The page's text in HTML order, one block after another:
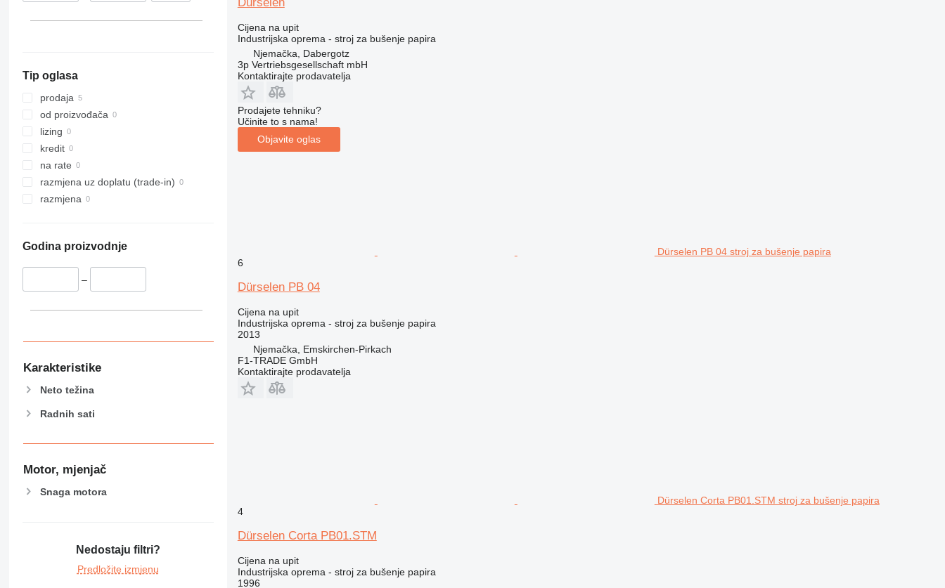
Tip oglasa
prodaja
od proizvođača
lizing
kredit
na rate
razmjena uz doplatu (trade-in)
razmjena
Godina proizvodnje
–
Karakteristike
Neto težina
Radnih sati
Motor, mjenjač
Snaga motora
Nedostaju filtri?
Predložite izmjenu
Cijena na upit
Industrijska oprema - stroj za bušenje papira
Njemačka, Dabergotz
3p Vertriebsgesellschaft mbH
Kontaktirajte prodavatelja
Prodajete tehniku?
Učinite to s nama!
Objavite oglas
Dürselen PB 04 stroj za bušenje papira
6
Dürselen PB 04
Cijena na upit
Industrijska oprema - stroj za bušenje papira
2013
Njemačka, Emskirchen-Pirkach
F1-TRADE GmbH
Kontaktirajte prodavatelja
Dürselen Corta PB01.STM stroj za bušenje papira
4
Dürselen Corta PB01.STM
Cijena na upit
Industrijska oprema - stroj za bušenje papira
1996